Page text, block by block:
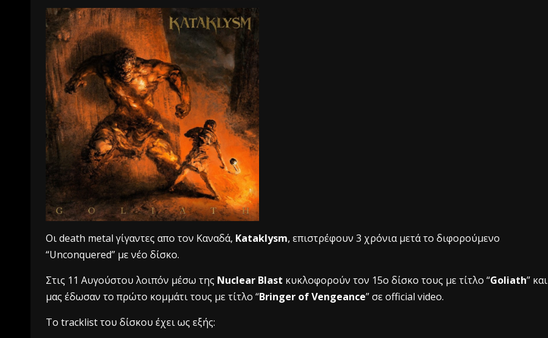
Oι death metal γίγαντες απο τον Καναδά, Kataklysm, επιστρέφουν 3 χρόνια μετά το διφορούμενο
“Unconquered” με νέο δίσκο.
Στις 11 Αυγούστου λοιπόν μέσω της Nuclear Blast κυκλοφορούν τον 15ο δίσκο τους με τίτλο “Goliath” και
μας έδωσαν το πρώτο κομμάτι τους με τίτλο “Bringer of Vengeance” σε official video.
To tracklist του δίσκου έχει ως εξής: